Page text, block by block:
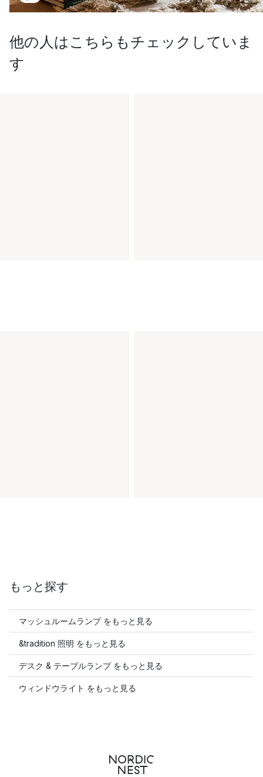
他の人はこちらもチェックしていま
す
もっと探す
マッシュルームランプ をもっと見る
&tradition 照明 をもっと見る
デスク & テーブルランプ をもっと見る
ウィンドウライト をもっと見る